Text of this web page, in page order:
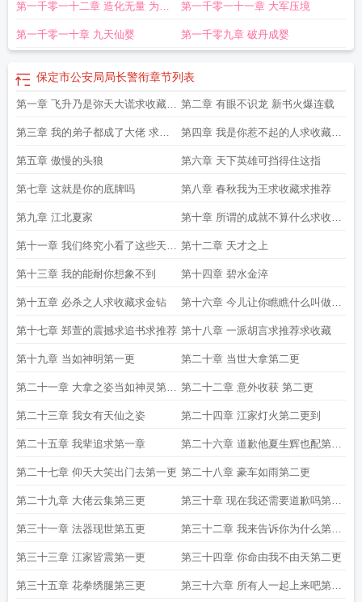
第一千零一十二章 造化无量 为绯
沙玉佩加更
第一千零一十一章 大军压境
第一千零一十章 九天仙婴 第一千零九章 破丹成婴
保定市公安局局长警衔章节列表
第一章 飞升乃是弥天大谎求收藏推
荐票
第二章 有眼不识龙 新书火爆连载
第三章 我的弟子都成了大佬 求收
藏
第四章 我是你惹不起的人求收藏推
荐票
第五章 傲慢的头狼 第六章 天下英雄可挡得住这指
第七章 这就是你的底牌吗 第八章 春秋我为王求收藏求推荐
第九章 江北夏家 第十章 所谓的成就不算什么求收藏
求推荐
第十一章 我们终究小看了这些天才
求推荐票求收藏
第十二章 天才之上
第十三章 我的能耐你想象不到 第十四章 碧水金淬
第十五章 必杀之人求收藏求金钻 第十六章 今儿让你瞧瞧什么叫做神
通求收藏求推荐
第十七章 郑萱的震撼求追书求推荐 第十八章 一派胡言求推荐求收藏
第十九章 当如神明第一更 第二十章 当世大拿第二更
第二十一章 大拿之姿当如神灵第一
更
第二十二章 意外收获 第二更
第二十三章 我女有天仙之姿 第二十四章 江家灯火第二更到
第二十五章 我辈追求第一章 第二十六章 道歉他夏生辉也配第二
更
第二十七章 仰天大笑出门去第一更 第二十八章 豪车如雨第二更
第二十九章 大佬云集第三更 第三十章 现在我还需要道歉吗第四
更
第三十一章 法器现世第五更 第三十二章 我来告诉你为什么第六
更
第三十三章 江家皆震第一更 第三十四章 你命由我不由天第二更
第三十五章 花拳绣腿第三更 第三十六章 所有人一起上来吧第四